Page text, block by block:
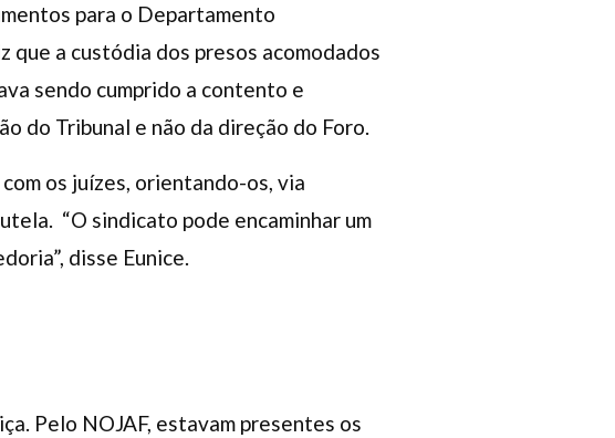
para o Departamento
que a custódia dos presos acomodados
sendo cumprido a contento e
do Tribunal e não da direção do Foro.
os juízes, orientando-os, via
“O sindicato pode encaminhar um
disse Eunice.
Pelo NOJAF, estavam presentes os